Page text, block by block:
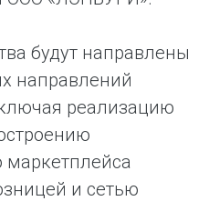
будут направлены
направлений
реализацию
маркетплейса
и сетью